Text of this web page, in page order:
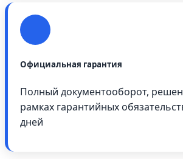
Официальная гарантия
Полный документооборот,
рамках гарантийных
дней